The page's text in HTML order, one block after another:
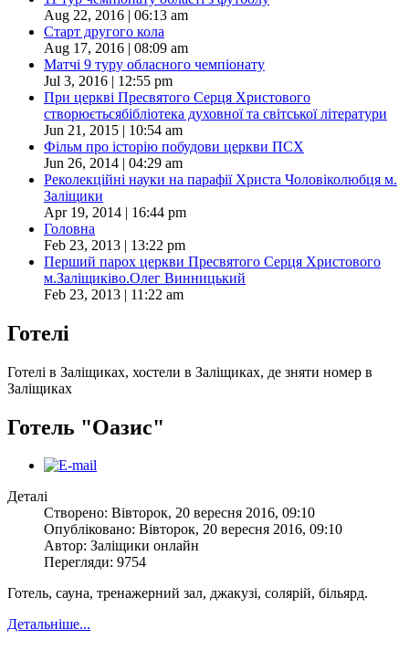
Aug 22, 2016 | 06:13 am
Старт другого кола
Aug 17, 2016 | 08:09 am
Матчі 9 туру обласного чемпіонату
Jul 3, 2016 | 12:55 pm
При церкві Пресвятого Серця Христового
створюєтьсябібліотека духовної та світської літератури
Jun 21, 2015 | 10:54 am
Фільм про історію побудови церкви ПСХ
Jun 26, 2014 | 04:29 am
Реколекційні науки на парафії Христа Чоловіколюбця м.
Заліщики
Apr 19, 2014 | 16:44 pm
Головна
Feb 23, 2013 | 13:22 pm
Перший парох церкви Пресвятого Серця Христового
м.Заліщиківо.Олег Винницький
Feb 23, 2013 | 11:22 am
Готелі
Готелі в Заліщиках, хостели в Заліщиках, де зняти номер в
Заліщиках
Готель "Оазис"
Деталі
Створено: Вівторок, 20 вересня 2016, 09:10
Опубліковано: Вівторок, 20 вересня 2016, 09:10
Автор: Заліщики онлайн
Перегляди: 9754
Готель, сауна, тренажерний зал, джакузі, солярій, більярд.
Детальніше...